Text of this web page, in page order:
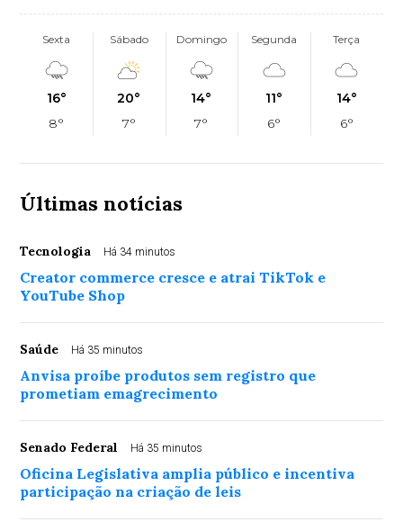
Sexta
16°
8°
Sábado
20°
7°
Domingo
14°
7°
Segunda
11°
6°
Terça
14°
6°
Últimas notícias
Tecnologia Há 34 minutos
Creator commerce cresce e atrai TikTok e
YouTube Shop
Saúde Há 35 minutos
Anvisa proíbe produtos sem registro que
prometiam emagrecimento
Senado Federal Há 35 minutos
Oficina Legislativa amplia público e incentiva
participação na criação de leis